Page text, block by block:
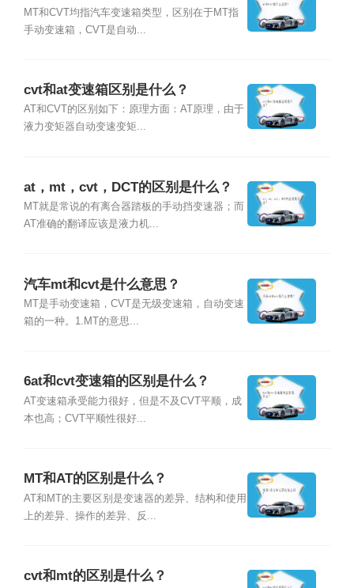
MT和CVT均指汽车变速箱类型，区别在于MT指
手动变速箱，CVT是自动...
cvt和at变速箱区别是什么？
AT和CVT的区别如下：原理方面：AT原理，由于
液力变矩器自动变速变矩...
at，mt，cvt，DCT的区别是什么？
MT就是常说的有离合器踏板的手动挡变速器；而
AT准确的翻译应该是液力机...
汽车mt和cvt是什么意思？
MT是手动变速箱，CVT是无级变速箱，自动变速
箱的一种。1.MT的意思...
6at和cvt变速箱的区别是什么？
AT变速箱承受能力很好，但是不及CVT平顺，成
本也高；CVT平顺性很好...
MT和AT的区别是什么？
AT和MT的主要区别是变速器的差异、结构和使用
上的差异、操作的差异、反...
cvt和mt的区别是什么？